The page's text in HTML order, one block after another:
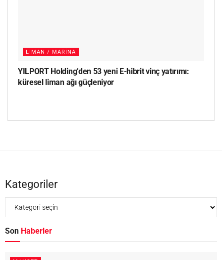
LIMAN / MARINA
YILPORT Holding’den 53 yeni E-hibrit vinç yatırımı:
küresel liman ağı güçleniyor
Kategoriler
Son Haberler